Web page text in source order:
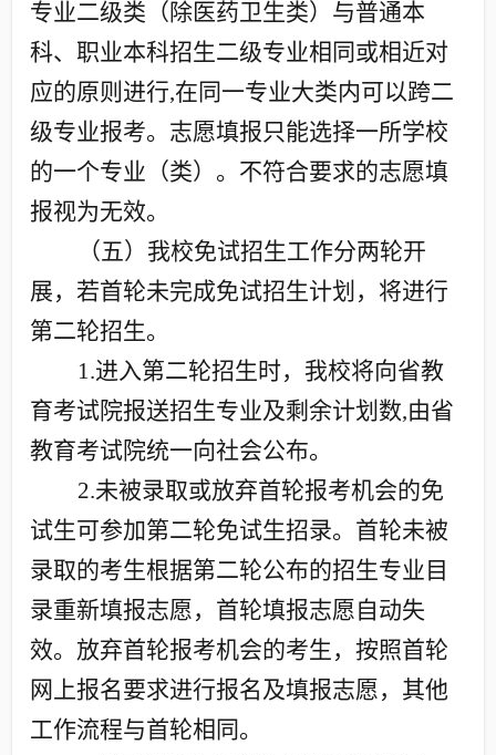
专业二级类（除医药卫生类）与普通本
科、职业本科招生二级专业相同或相近对
应的原则进行,在同一专业大类内可以跨二
级专业报考。志愿填报只能选择一所学校
的一个专业（类）。不符合要求的志愿填
报视为无效。
（五）我校免试招生工作分两轮开
展，若首轮未完成免试招生计划，将进行
第二轮招生。
1.进入第二轮招生时，我校将向省教
育考试院报送招生专业及剩余计划数,由省
教育考试院统一向社会公布。
2.未被录取或放弃首轮报考机会的免
试生可参加第二轮免试生招录。首轮未被
录取的考生根据第二轮公布的招生专业目
录重新填报志愿，首轮填报志愿自动失
效。放弃首轮报考机会的考生，按照首轮
网上报名要求进行报名及填报志愿，其他
工作流程与首轮相同。